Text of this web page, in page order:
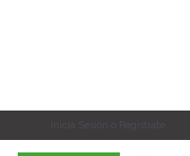
Inicia Sesión o Registrate